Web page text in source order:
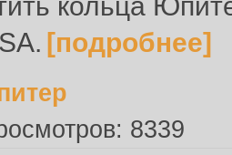
[подробнее]
8339